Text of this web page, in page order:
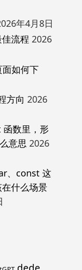
年4月8日
流程 2026
如何下
方向 2026
函数里，形
意思 2026
、const 这
什么场景